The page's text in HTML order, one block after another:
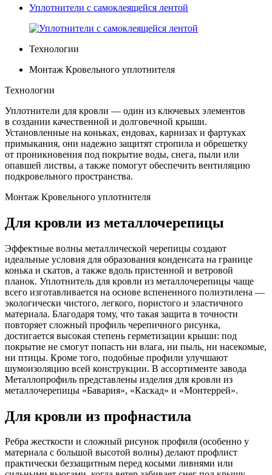
Уплотнители с самоклеящейся лентой
Технологии
Монтаж Кровельного уплотнителя
Технологии
Уплотнители для кровли — один из ключевых элементов
в создании качественной и долговечной крыши.
Установленные на коньках, ендовах, карнизах и фартуках
примыкания, они надежно защитят стропила и обрешетку
от проникновения под покрытие воды, снега, пыли или
опавшей листвы, а также помогут обеспечить вентиляцию
подкровельного пространства.
Монтаж Кровельного уплотнителя
Для кровли из металлочерепицы
Эффектные волны металлической черепицы создают
идеальные условия для образования конденсата на границе
конька и скатов, а также вдоль пристенной и ветровой
планок. Уплотнитель для кровли из металлочерепицы чаще
всего изготавливается на основе вспененного полиэтилена —
экологически чистого, легкого, пористого и эластичного
материала. Благодаря тому, что такая защита в точности
повторяет сложный профиль черепичного рисунка,
достигается высокая степень герметизации крыши: под
покрытие не смогут попасть ни влага, ни пыль, ни насекомые,
ни птицы. Кроме того, подобные профили улучшают
шумоизоляцию всей конструкции. В ассортименте завода
Металлопрофиль представлены изделия для кровли из
металлочерепицы «Бавария», «Каскад» и «Монтеррей».
Для кровли из профнастила
Ребра жесткости и сложный рисунок профиля (особенно у
материала с большой высотой волны) делают профлист
практически беззащитным перед косыми ливнями или